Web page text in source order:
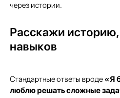
через истории.
Расскажи историю,
навыков
Стандартные ответы вроде «Я
люблю решать сложные